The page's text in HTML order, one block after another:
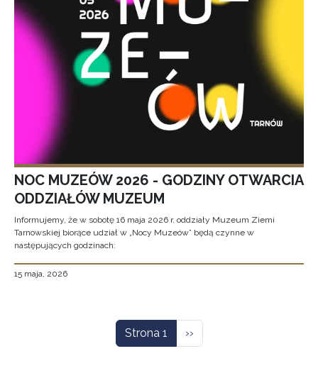
NOC MUZEÓW 2026 - GODZINY OTWARCIA
ODDZIAŁÓW MUZEUM
Informujemy, że w sobotę 16 maja 2026 r. oddziały Muzeum Ziemi
Tarnowskiej biorące udział w „Nocy Muzeów” będą czynne w
następujących godzinach:
15 maja, 2026
Strona 1 Następna strona
››